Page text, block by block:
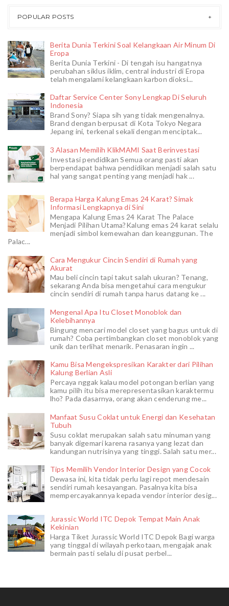
POPULAR POSTS
Berita Dunia Terkini Soal Kelangkaan Air Minum Di
Eropa
Berita Dunia Terkini - Di tengah isu hangatnya
perubahan siklus iklim, central industri di Eropa
telah mengalami kelangkaan karbon dioksi...
Daftar Service Center Sony Lengkap Di Seluruh
Indonesia
Brand Sony? Siapa sih yang tidak mengenalnya.
Brand dengan berpusat di Kota Tokyo Negara
Jepang ini, terkenal sekali dengan menciptak...
3 Alasan Memilih KlikMAMI Saat Berinvestasi
Investasi pendidikan Semua orang pasti akan
berpendapat bahwa pendidikan menjadi salah satu
hal yang sangat penting yang menjadi hak ...
Berapa Harga Kalung Emas 24 Karat? Simak
Informasi Lengkapnya di Sini
Mengapa Kalung Emas 24 Karat The Palace
Menjadi Pilihan Utama?Kalung emas 24 karat selalu
menjadi simbol kemewahan dan keanggunan. The
Palac...
Cara Mengukur Cincin Sendiri di Rumah yang
Akurat
Mau beli cincin tapi takut salah ukuran? Tenang,
sekarang Anda bisa mengetahui cara mengukur
cincin sendiri di rumah tanpa harus datang ke ...
Mengenal Apa Itu Closet Monoblok dan
Kelebihannya
Bingung mencari model closet yang bagus untuk di
rumah? Coba pertimbangkan closet monoblok yang
unik dan terlihat menarik. Penasaran ingin ...
Kamu Bisa Mengekspresikan Karakter dari Pilihan
Kalung Berlian Asli
Percaya nggak kalau model potongan berlian yang
kamu pilih itu bisa merepresentasikan karaktermu
lho? Pada dasarnya, orang akan cenderung me...
Manfaat Susu Coklat untuk Energi dan Kesehatan
Tubuh
Susu coklat merupakan salah satu minuman yang
banyak digemari karena rasanya yang lezat dan
kandungan nutrisinya yang tinggi. Salah satu mer...
Tips Memilih Vendor Interior Design yang Cocok
Dewasa ini, kita tidak perlu lagi repot mendesain
sendiri rumah kesayangan. Pasalnya kita bisa
mempercayakannya kepada vendor interior desig...
Jurassic World ITC Depok Tempat Main Anak
Kekinian
Harga Tiket Jurassic World ITC Depok Bagi warga
yang tinggal di wilayah perkotaan, mengajak anak
bermain pasti selalu di pusat perbel...